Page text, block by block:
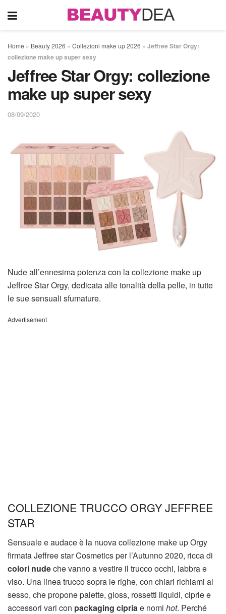
Home » Beauty 2026 » Collezioni make up 2026 » Jeffree Star Orgy:
collezione make up super sexy
Jeffree Star Orgy: collezione
make up super sexy
08/09/2020
Nude all’ennesima potenza con la collezione make up
Jeffree Star Orgy, dedicata alle tonalità della pelle, in tutte
le sue sensuali sfumature.
Advertisement
COLLEZIONE TRUCCO ORGY JEFFREE
STAR
Sensuale e audace è la nuova collezione make up Orgy
firmata Jeffree star Cosmetics per l’Autunno 2020, ricca di
colori nudeche vanno a vestire il trucco occhi, labbra e
viso. Una linea trucco sopra le righe, con chiari richiami al
sesso, che propone palette, gloss, rossetti liquidi, ciprie e
accessori vari con packaging cipriae nomi hot. Perché